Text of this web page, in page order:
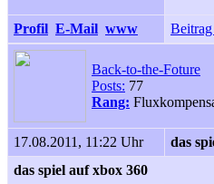
Profil E-Mail www
Back-to-the-Foture
Posts: 77
Rang:
17.08.2011, 11:22 Uhr
das
das spiel auf xbox 360